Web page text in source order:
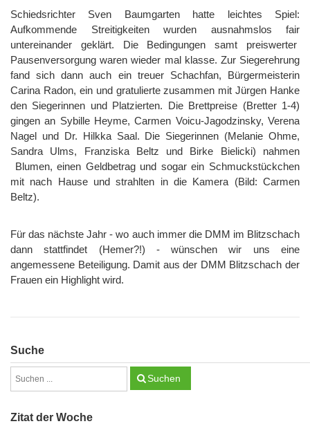
Schiedsrichter Sven Baumgarten hatte leichtes Spiel:
Aufkommende Streitigkeiten wurden ausnahmslos fair
untereinander geklärt. Die Bedingungen samt preiswerter
Pausenversorgung waren wieder mal klasse. Zur Siegerehrung
fand sich dann auch ein treuer Schachfan, Bürgermeisterin
Carina Radon, ein und gratulierte zusammen mit Jürgen Hanke
den Siegerinnen und Platzierten. Die Brettpreise (Bretter 1-4)
gingen an Sybille Heyme, Carmen Voicu-Jagodzinsky, Verena
Nagel und Dr. Hilkka Saal. Die Siegerinnen (Melanie Ohme,
Sandra Ulms, Franziska Beltz und Birke Bielicki) nahmen
Blumen, einen Geldbetrag und sogar ein Schmuckstückchen
mit nach Hause und strahlten in die Kamera (Bild: Carmen
Beltz).
Für das nächste Jahr - wo auch immer die DMM im Blitzschach
dann stattfindet (Hemer?!) - wünschen wir uns eine
angemessene Beteiligung. Damit aus der DMM Blitzschach der
Frauen ein Highlight wird.
Suche
Suchen
Zitat der Woche